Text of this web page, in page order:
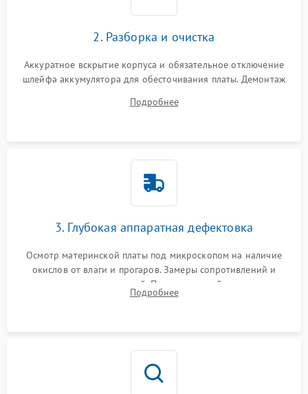
Проблемы Wi‑Fi или
2500 ₽
2. Разборка и очистка
Аккуратное вскрытие корпуса и обязательное отключение
шлейфа аккумулятора для обесточивания платы. Демонтаж
высохшей термопасты с кристаллов чипов.
Подробнее
3. Глубокая аппаратная дефектовка
Осмотр материнской платы под микроскопом на наличие
окислов от влаги и прогаров. Замеры сопротивлений и
дежурных напряжений. Проверка цепей питания,
мультиконтроллера, процессора и видеочипа.
Подробнее